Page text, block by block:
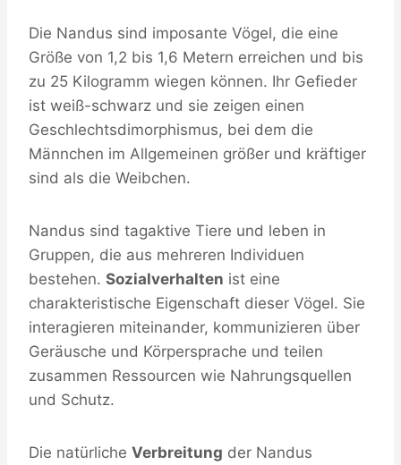
Die Nandus sind imposante Vögel, die eine
Größe von 1,2 bis 1,6 Metern erreichen und bis
zu 25 Kilogramm wiegen können. Ihr Gefieder
ist weiß-schwarz und sie zeigen einen
Geschlechtsdimorphismus, bei dem die
Männchen im Allgemeinen größer und kräftiger
sind als die Weibchen.
Nandus sind tagaktive Tiere und leben in
Gruppen, die aus mehreren Individuen
bestehen. Sozialverhalten ist eine
charakteristische Eigenschaft dieser Vögel. Sie
interagieren miteinander, kommunizieren über
Geräusche und Körpersprache und teilen
zusammen Ressourcen wie Nahrungsquellen
und Schutz.
Die natürliche Verbreitung der Nandus